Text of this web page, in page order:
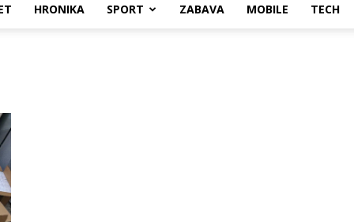
HRONIKA SPORT ZABAVA MOBILE TECH